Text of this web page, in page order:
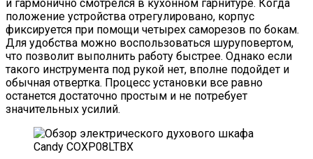
и гармонично смотрелся в кухонном гарнитуре. Когда
положение устройства отрегулировано, корпус
фиксируется при помощи четырех саморезов по бокам.
Для удобства можно воспользоваться шуруповертом,
что позволит выполнить работу быстрее. Однако если
такого инструмента под рукой нет, вполне подойдет и
обычная отвертка. Процесс установки все равно
останется достаточно простым и не потребует
значительных усилий.